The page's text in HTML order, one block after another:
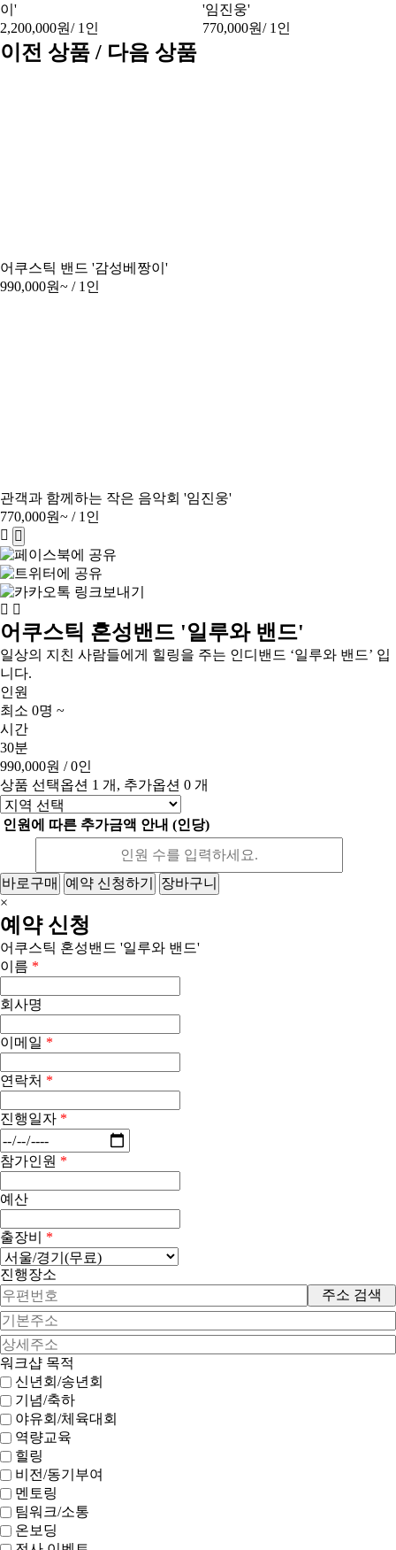
이'
2,200,000원/ 1인
'임진웅'
770,000원/ 1인
이전 상품 / 다음 상품
어쿠스틱 밴드 '감성베짱이'
990,000원~ / 1인
관객과 함께하는 작은 음악회 '임진웅'
770,000원~ / 1인
어쿠스틱 혼성밴드 '일루와 밴드'
일상의 지친 사람들에게 힐링을 주는 인디밴드 ‘일루와 밴드’ 입
니다.
인원
최소 0명 ~
시간
30분
990,000원 / 0인
상품 선택옵션 1 개, 추가옵션 0 개
인원에 따른 추가금액 안내 (인당)
바로구매 예약 신청하기
장바구니
×
예약 신청
어쿠스틱 혼성밴드 '일루와 밴드'
이름 *
회사명
이메일 *
연락처 *
진행일자 *
참가인원 *
예산
출장비 *
진행장소
주소 검색
워크샵 목적
신년회/송년회
기념/축하
야유회/체육대회
역량교육
힐링
비전/동기부여
멘토링
팀워크/소통
온보딩